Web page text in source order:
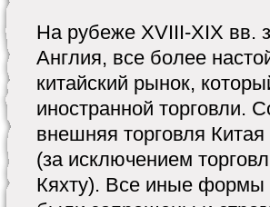
На рубеже XVIII-XIX вв.
Англия, все более
китайский рынок,
иностранной торговли.
внешняя торговля
(за исключением
Кяхту). Все иные формы